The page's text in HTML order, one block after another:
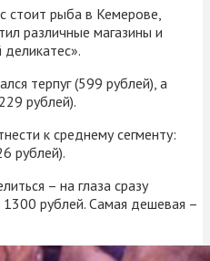
стоит рыба в Кемерове,
различные магазины и
терпуг (599 рублей), а
рублей).
к среднему сегменту:
рублей).
– на глаза сразу
рублей. Самая дешевая –